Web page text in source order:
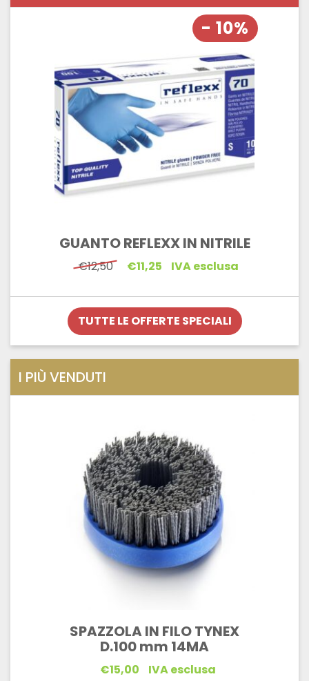
- 10%
GUANTO REFLEXX IN NITRILE
€12,50 Il
era:
€12,50.
€11,25
Il
è:
€11,25.
IVA esclusa
TUTTE LE OFFERTE SPECIALI
I PIÙ VENDUTI
SPAZZOLA IN FILO TYNEX
D.100 mm 14MA
€15,00 IVA esclusa